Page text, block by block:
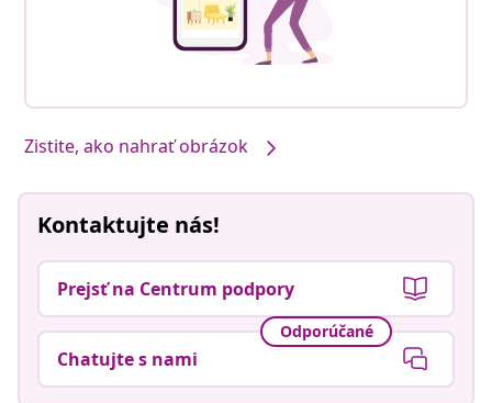
Zistite, ako nahrať obrázok
Kontaktujte nás!
Prejsť na Centrum podpory
Odporúčané
Chatujte s nami